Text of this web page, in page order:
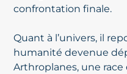
confrontation finale.
Quant à l’univers, il
humanité devenue
Arthroplanes, une